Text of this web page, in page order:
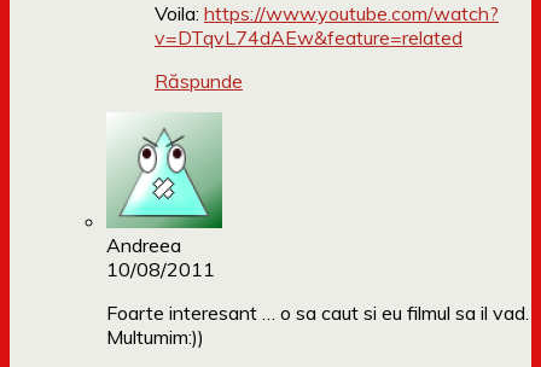
Voila: https://www.youtube.com/watch?
v=DTqvL74dAEw&feature=related
Răspunde
Andreea
10/08/2011
Foarte interesant … o sa caut si eu filmul sa il vad.
Multumim:))